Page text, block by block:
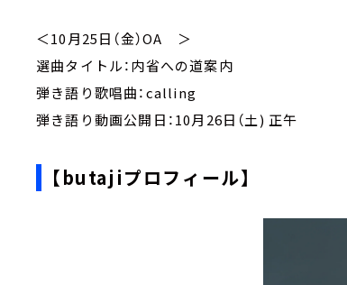
＜10月25日（金）OA ＞
選曲タイトル：内省への道案内
弾き語り歌唱曲：calling
弾き語り動画公開日：10月26日（土) 正午
【butajiプロフィール】